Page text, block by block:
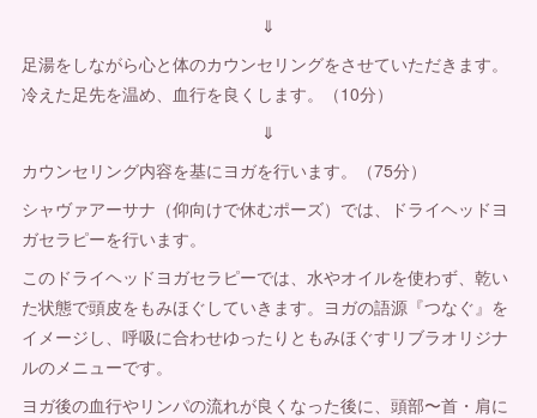
⇓
足湯をしながら心と体のカウンセリングをさせていただきます。
冷えた足先を温め、血行を良くします。（10分）
⇓
カウンセリング内容を基にヨガを行います。（75分）
シャヴァアーサナ（仰向けで休むポーズ）では、ドライヘッドヨ
ガセラピーを行います。
このドライヘッドヨガセラピーでは、水やオイルを使わず、乾い
た状態で頭皮をもみほぐしていきます。ヨガの語源『つなぐ』を
イメージし、呼吸に合わせゆったりともみほぐすリブラオリジナ
ルのメニューです。
ヨガ後の血行やリンパの流れが良くなった後に、頭部〜首・肩に